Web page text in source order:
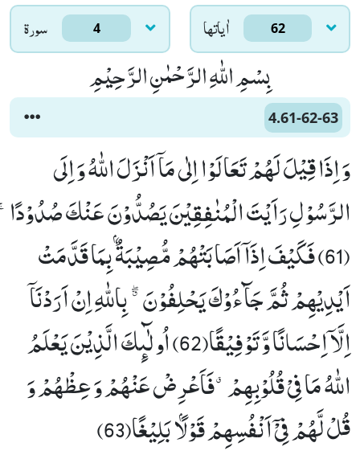
سورۃ 4 اٰياتها 62
بِسْمِ اللّٰهِ الرَّحْمٰنِ الرَّحِیْمِ
4.61-62-63
وَ اِذَا قِیْلَ لَهُمْ تَعَالَوْا اِلٰى مَاۤ اَنْزَلَ اللّٰهُ وَ اِلَى
الرَّسُوْلِ رَاَیْتَ الْمُنٰفِقِیْنَ یَصُدُّوْنَ عَنْكَ صُدُوْدًاۚ
(61) فَكَیْفَ اِذَاۤ اَصَابَتْهُمْ مُّصِیْبَةٌۢ بِمَا قَدَّمَتْ
اَیْدِیْهِمْ ثُمَّ جَآءُوْكَ یَحْلِفُوْنَ ﳓ بِاللّٰهِ اِنْ اَرَدْنَاۤ
اِلَّاۤ اِحْسَانًا وَّ تَوْفِیْقًا(62) اُولٰٓىٕكَ الَّذِیْنَ یَعْلَمُ
اللّٰهُ مَا فِیْ قُلُوْبِهِمْۗ-فَاَعْرِضْ عَنْهُمْ وَ عِظْهُمْ وَ
قُلْ لَّهُمْ فِیْۤ اَنْفُسِهِمْ قَوْلًۢا بَلِیْغًا(63)